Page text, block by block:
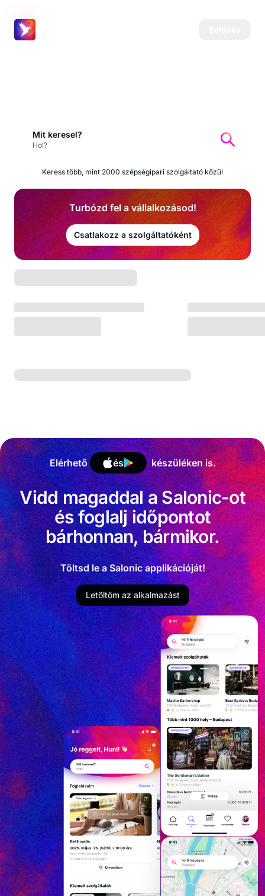
Mit keresel?
Hol?
Keress több, mint 2000 szépségipari szolgáltató közül
Turbózd fel a vállalkozásod!
Csatlakozz a szolgáltatóként
Elérhető és készüléken is.
Vidd magaddal a Salonic-ot
és foglalj időpontot
bárhonnan, bármikor.
Töltsd le a Salonic applikációját!
Letöltöm az alkalmazást